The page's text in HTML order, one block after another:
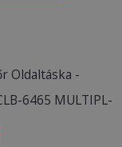
Current
price
is: